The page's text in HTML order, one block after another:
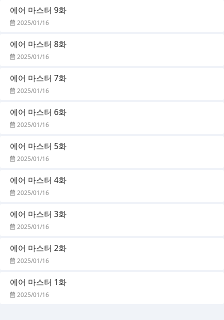
에어 마스터 9화
2025/01/16
에어 마스터 8화
2025/01/16
에어 마스터 7화
2025/01/16
에어 마스터 6화
2025/01/16
에어 마스터 5화
2025/01/16
에어 마스터 4화
2025/01/16
에어 마스터 3화
2025/01/16
에어 마스터 2화
2025/01/16
에어 마스터 1화
2025/01/16